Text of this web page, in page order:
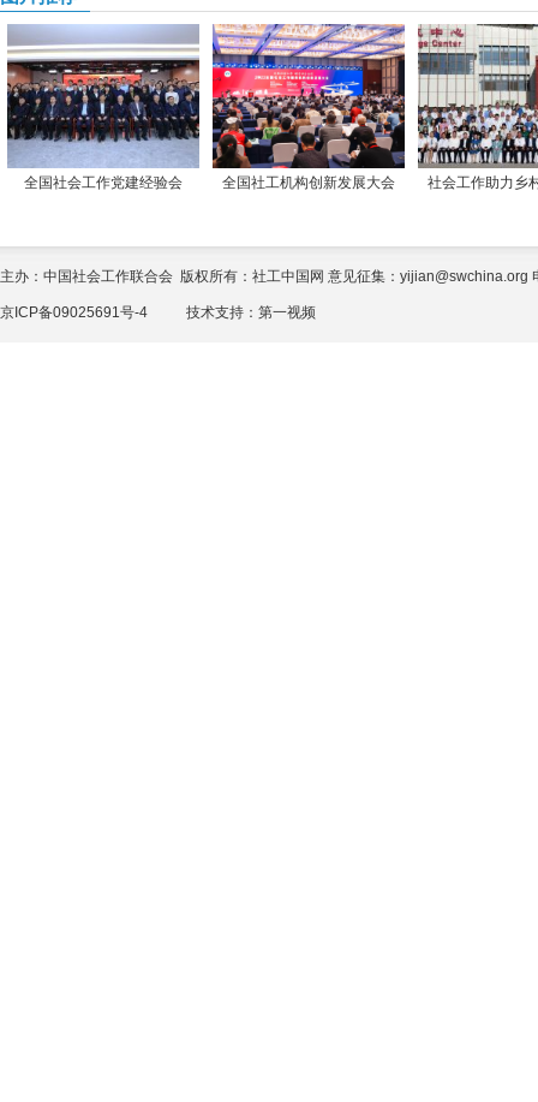
全国社会工作党建经验会 全国社工机构创新发展大会 社会工作助力乡
主办：中国社会工作联合会 版权所有：社工中国网 意见征集：yijian@swchina.org
京ICP备09025691号-4 技术支持： 第一视频